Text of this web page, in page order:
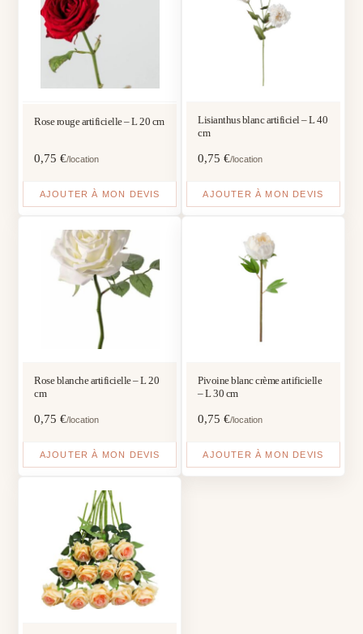
Rose rouge artificielle – L 20 cm
0,75€/location
AJOUTER À MON DEVIS
Lisianthus blanc artificiel – L 40
cm
0,75 €/location
AJOUTER À MON DEVIS
Rose blanche artificielle – L 20
cm
0,75€/location
AJOUTER À MON DEVIS
Pivoine blanc crème artificielle
– L 30 cm
0,75 €/location
AJOUTER À MON DEVIS